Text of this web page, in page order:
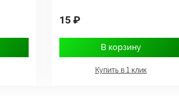
15 ₽
В корзину
Купить в 1 клик